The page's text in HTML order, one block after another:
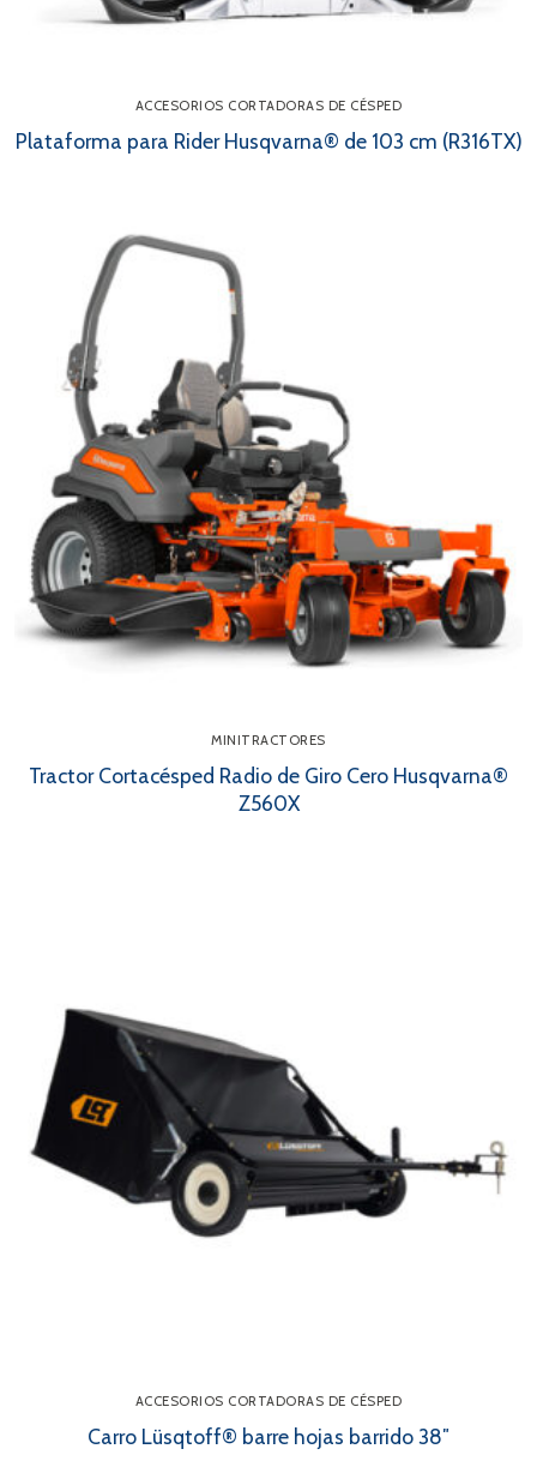
ACCESORIOS CORTADORAS DE CÉSPED
Plataforma para Rider Husqvarna® de 103 cm (R316TX)
MINITRACTORES
Tractor Cortacésped Radio de Giro Cero Husqvarna®
Z560X
ACCESORIOS CORTADORAS DE CÉSPED
Carro Lüsqtoff® barre hojas barrido 38″